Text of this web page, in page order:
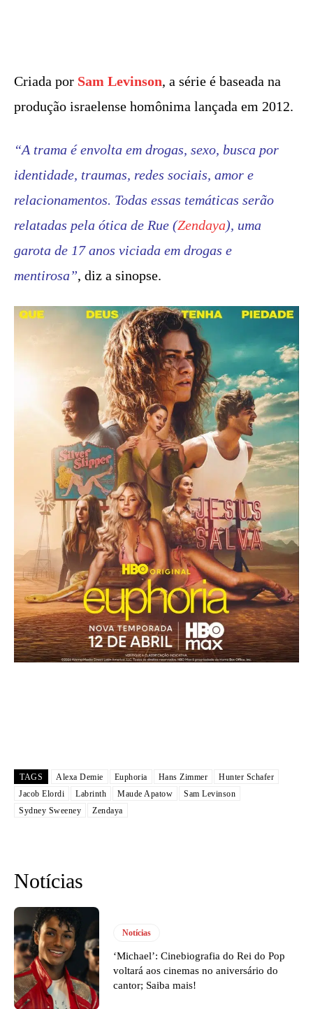
Criada por Sam Levinson, a série é baseada na
produção israelense homônima lançada em 2012.
“A trama é envolta em drogas, sexo, busca por
identidade, traumas, redes sociais, amor e
relacionamentos. Todas essas temáticas serão
relatadas pela ótica de Rue (Zendaya), uma
garota de 17 anos viciada em drogas e
mentirosa”, diz a sinopse.
TAGS Alexa Demie Euphoria Hans Zimmer
Hunter Schafer
Jacob Elordi
Labrinth Maude Apatow
Sam Levinson
Sydney Sweeney
Zendaya
Notícias
Notícias
‘Michael’: Cinebiografia do Rei do Pop
voltará aos cinemas no aniversário do
cantor; Saiba mais!